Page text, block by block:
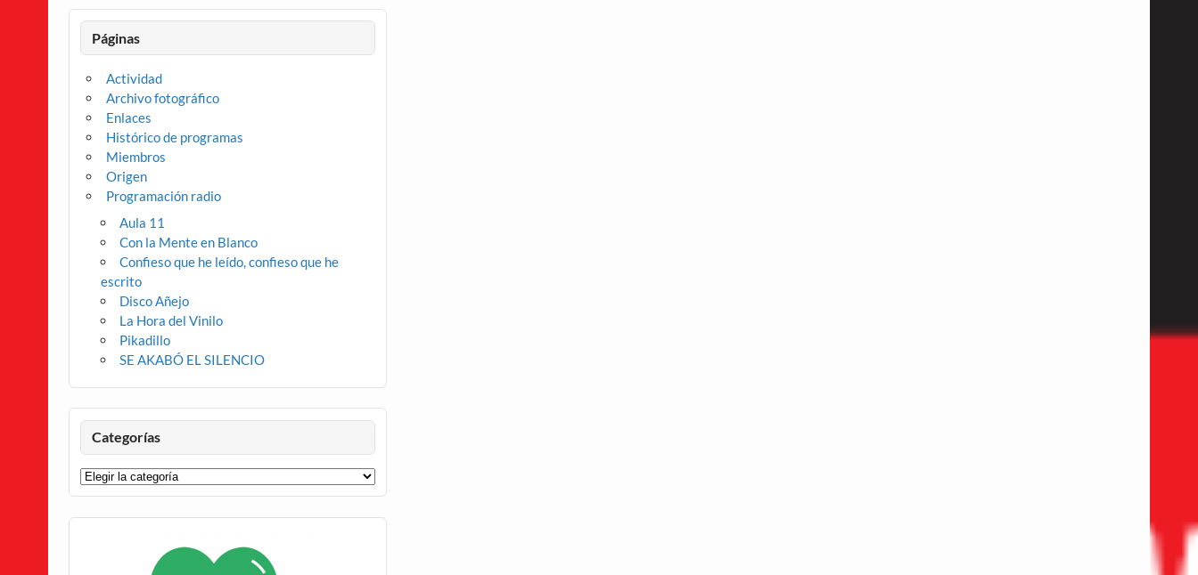
Páginas
Actividad
Archivo fotográfico
Enlaces
Histórico de programas
Miembros
Origen
Programación radio
Aula 11
Con la Mente en Blanco
Confieso que he leído, confieso que he
escrito
Disco Añejo
La Hora del Vinilo
Pikadillo
SE AKABÓ EL SILENCIO
Categorías
Categorías